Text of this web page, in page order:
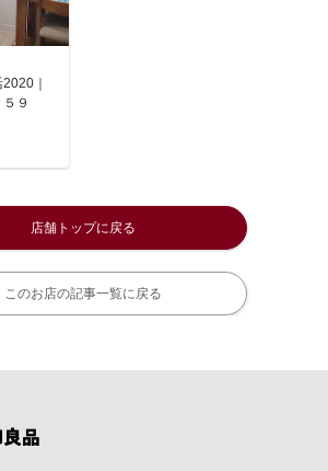
｜
９
店舗トップに戻る
このお店の記事一覧に戻る